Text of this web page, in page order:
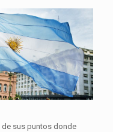
de sus puntos donde